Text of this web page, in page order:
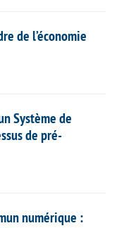
de l’économie
Système de
de pré-
numérique :